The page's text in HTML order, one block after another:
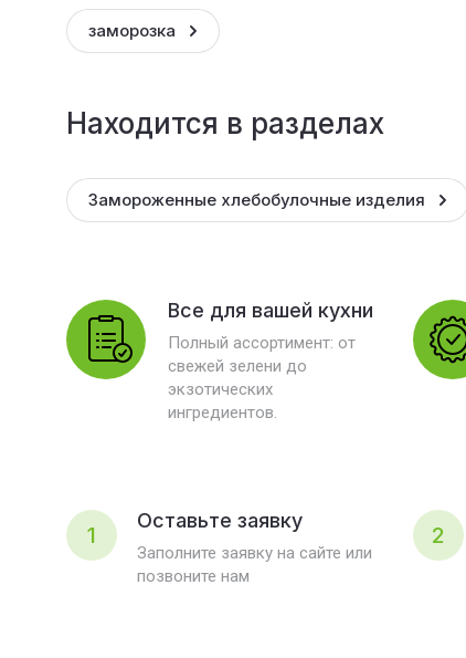
заморозка
Находится в разделах
Замороженные хлебобулочные изделия
Все для вашей кухни
Полный ассортимент: от
свежей зелени до
экзотических
ингредиентов.
1
Оставьте заявку
Заполните заявку на сайте или
позвоните нам
2